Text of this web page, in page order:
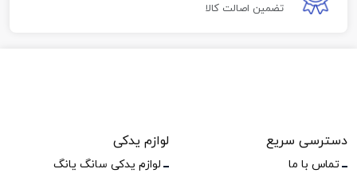
تضمین اصالت کالا
دسترسی سریع
تماس با ما
لوازم یدکی
لوازم یدکی سانگ یانگ